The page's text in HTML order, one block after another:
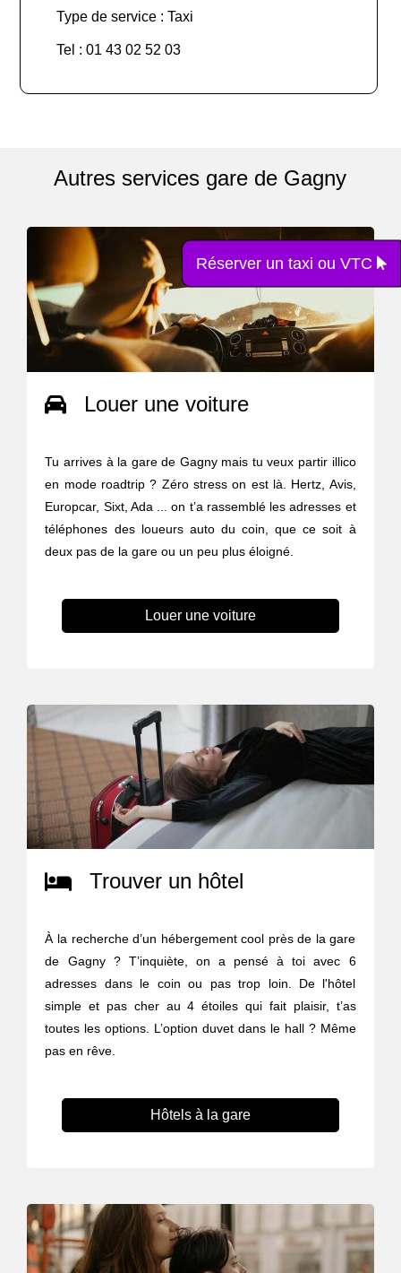
Type de service : Taxi
Tel : 01 43 02 52 03
Autres services gare de Gagny
Louer une voiture
Tu arrives à la gare de Gagny mais tu veux partir illico
en mode roadtrip ? Zéro stress on est là. Hertz, Avis,
Europcar, Sixt, Ada ... on t’a rassemblé les adresses et
téléphones des loueurs auto du coin, que ce soit à
deux pas de la gare ou un peu plus éloigné.
Louer une voiture
Trouver un hôtel
À la recherche d’un hébergement cool près de la gare
de Gagny ? T’inquiète, on a pensé à toi avec 6
adresses dans le coin ou pas trop loin. De l'hôtel
simple et pas cher au 4 étoiles qui fait plaisir, t’as
toutes les options. L’option duvet dans le hall ? Même
pas en rêve.
Hôtels à la gare
Réserver un taxi ou VTC